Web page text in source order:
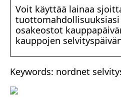
Voit käyttää lainaa
tuottomahdollisuuksiasi
osakeostot
kauppojen
Keywords: nordnet